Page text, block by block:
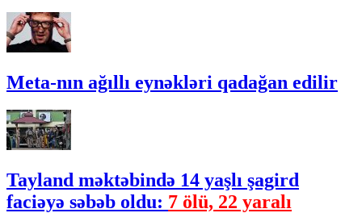
Meta-nın ağıllı eynəkləri qadağan edilir
Tayland məktəbində 14 yaşlı şagird
faciəyə səbəb oldu: 7 ölü, 22 yaralı